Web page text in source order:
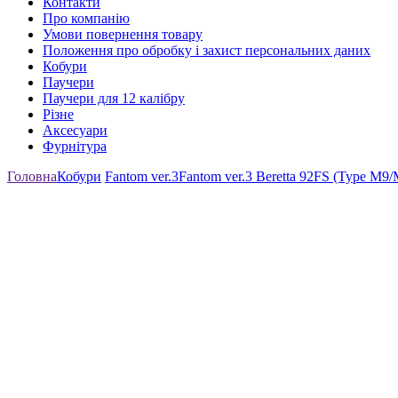
Про компанію
Умови повернення товару
Положення про обробку і захист персональних даних
Кобури
Паучери
Паучери для 12 калібру
Різне
Аксесуари
Фурнітура
ГоловнаКобури Fantom ver.3Fantom ver.3 Beretta 92FS (Type